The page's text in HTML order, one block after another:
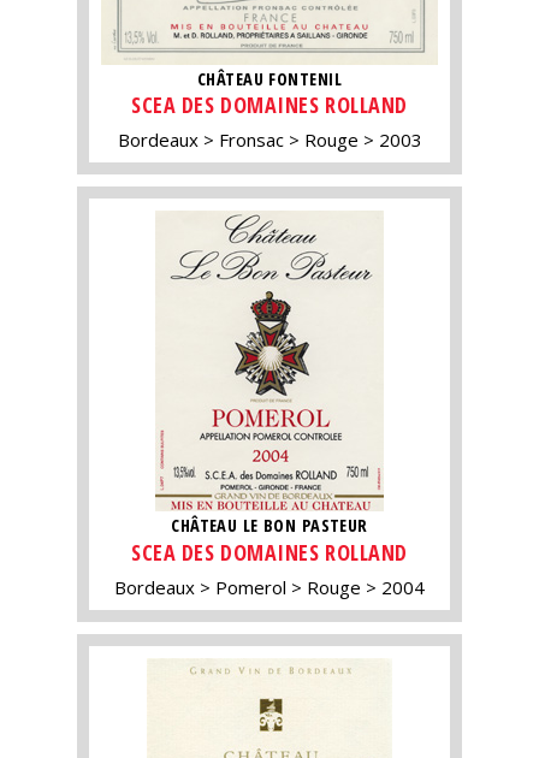
CHÂTEAU FONTENIL
SCEA DES DOMAINES ROLLAND
Bordeaux Fronsac Rouge 2003
CHÂTEAU LE BON PASTEUR
SCEA DES DOMAINES ROLLAND
Bordeaux Pomerol Rouge 2004